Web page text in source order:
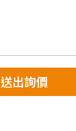
送出詢價